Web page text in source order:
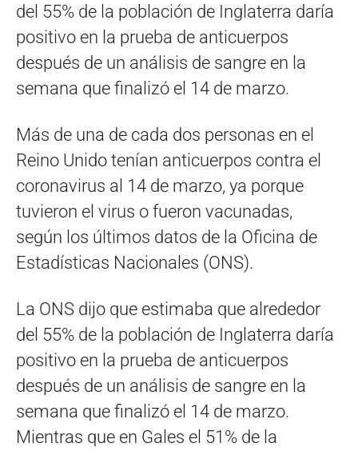
del 55% de la población de Inglaterra daría
positivo en la prueba de anticuerpos
después de un análisis de sangre en la
semana que finalizó el 14 de marzo.
Más de una de cada dos personas en el
Reino Unido tenían anticuerpos contra el
coronavirus al 14 de marzo, ya porque
tuvieron el virus o fueron vacunadas,
según los últimos datos de la Oficina de
Estadísticas Nacionales (ONS).
La ONS dijo que estimaba que alrededor
del 55% de la población de Inglaterra daría
positivo en la prueba de anticuerpos
después de un análisis de sangre en la
semana que finalizó el 14 de marzo.
Mientras que en Gales el 51% de la